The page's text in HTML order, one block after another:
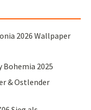
2026 Wallpaper
Bohemia 2025
& Ostlender